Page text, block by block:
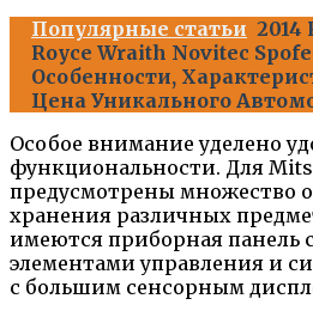
Популярные статьи 2014
Royce Wraith Novitec
Особенности,
Цена Уникального
Особое внимание уделено
функциональности. Для
предусмотрены множество
хранения различных
имеются приборная панель
элементами управления и
с большим сенсорным